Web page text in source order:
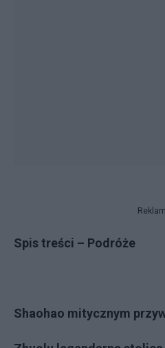
Spis treści – Podróże
Shaohao mitycznym